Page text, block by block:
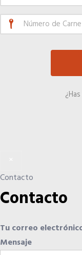
Internacional
Telefonía AC
Una gran
OFERTAS DE EMPLEO
Empresas
Contacto
Contacto
Tu correo
Mensaje